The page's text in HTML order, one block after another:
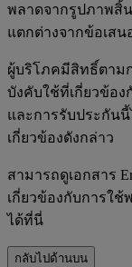
พลาดจากรูปภาพสิ้
แตกต่างจากข้อเสน
ผู้บริโภคมีสิทธิ์ตาม
บังคับใช้ที่เกี่ยวข้อ
และการรับประกัน
เกี่ยวข้องดังกล่าว
สามารถดูเอกสาร
เกี่ยวข้องกับการใ
ได้ที่นี่
กลับไปด้านบน